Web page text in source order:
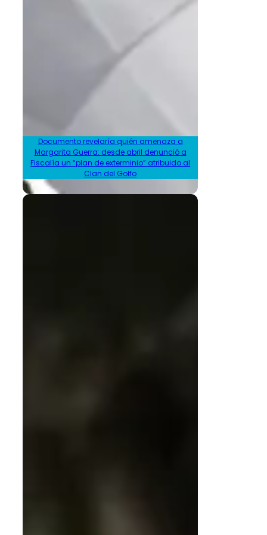
Documento revelaría quién amenaza a
Margarita Guerra: desde abril denunció a
Fiscalía un “plan de exterminio” atribuido al
Clan del Golfo